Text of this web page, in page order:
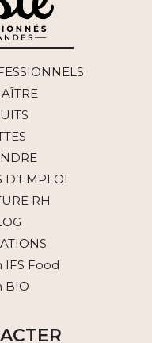
D’EMPLOI
RH
IFS Food
BIO